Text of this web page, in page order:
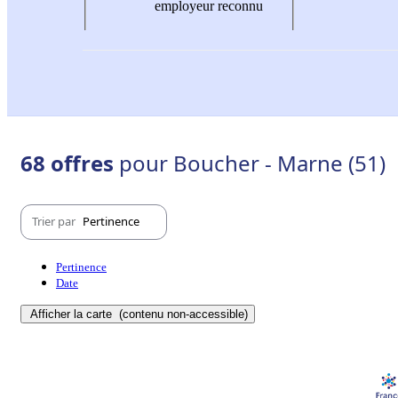
employeur reconnu
68 offres pour Boucher - Marne (51)
Trier par Pertinence
Pertinence
Date
Afficher la carte (contenu non-accessible)